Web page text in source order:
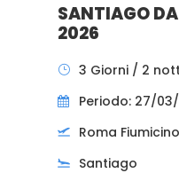
SANTIAGO
2026
3 Giorni / 2
Periodo: 27/
Roma Fiumicino
Santiago